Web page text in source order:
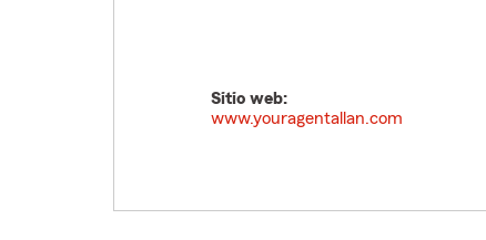
Sitio web:
www.youragentallan.com